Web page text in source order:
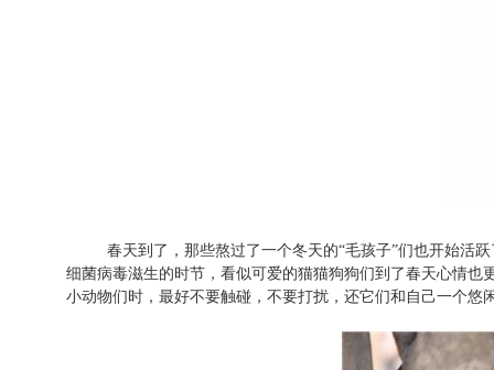
春天到了，那些熬过了一个冬天的“毛孩子”们也开始活
细菌病毒滋生的时节，看似可爱的猫猫狗狗们到了春天心情
小动物们时，最好不要触碰，不要打扰，还它们和自己一个悠